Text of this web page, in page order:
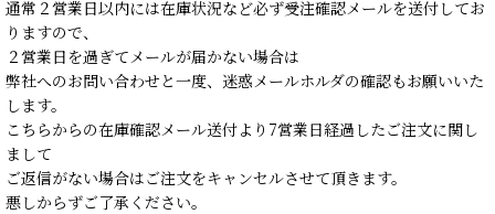
通常２営業日以内には在庫状況など必ず受注確認メールを送付してお
りますので、
２営業日を過ぎてメールが届かない場合は
弊社へのお問い合わせと一度、迷惑メールホルダの確認もお願いいた
します。
こちらからの在庫確認メール送付より7営業日経過したご注文に関し
まして
ご返信がない場合はご注文をキャンセルさせて頂きます。
悪しからずご了承ください。